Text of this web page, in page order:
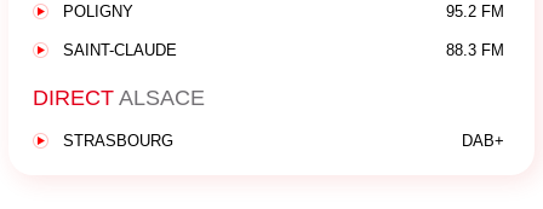
POLIGNY 95.2 FM
SAINT-CLAUDE 88.3 FM
DIRECT ALSACE
STRASBOURG DAB+